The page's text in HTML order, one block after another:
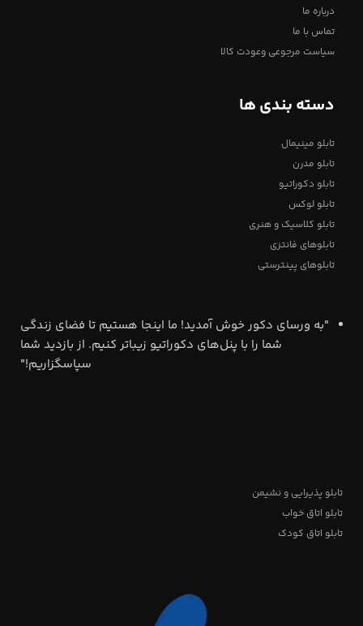
درباره ما
تماس با ما
سیاست مرجوعی وعودت کالا
دسته بندی ها
تابلو مینیمال
تابلو مدرن
تابلو دکوراتیو
تابلو لوکس
تابلو کلاسیک و هنری
تابلوهای فانتزی
تابلوهای پینترستی
"به ورسای دکور خوش آمدید! ما اینجا هستیم تا فضای زندگی
شما را با پنل‌های دکوراتیو زیباتر کنیم. از بازدید شما
سپاسگزاریم!"
تابلو پذیرایی و نشیمن
تابلو اتاق خواب
تابلو اتاق کودک